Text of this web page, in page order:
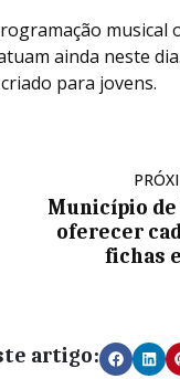
musical
ainda neste
para jovens.
Município de
oferecer
fichas
artigo: